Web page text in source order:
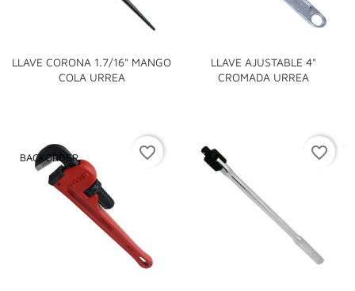
LLAVE CORONA 1.7/16" MANGO
COLA URREA
LLAVE AJUSTABLE 4"
CROMADA URREA
BACKORDER favorite_border favorite_border